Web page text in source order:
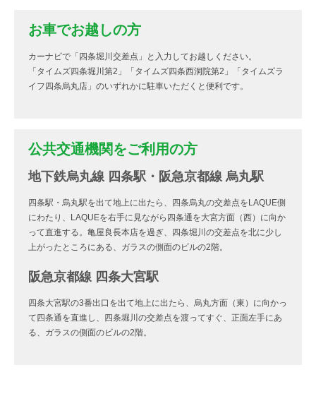
お車でお越しの方
カーナビで「四条堀川交差点」と入力してお越しください。
「タイムズ四条堀川第2」「タイムズ四条西洞院第2」「タイムズラ
イフ四条烏丸店」のいずれかに駐車いただくと便利です。
公共交通機関をご利用の方
地下鉄烏丸線 四条駅・阪急京都線 烏丸駅
四条駅・烏丸駅を出て地上に出たら、四条烏丸の交差点をLAQUE側
にわたり、LAQUEを右手に見ながら四条通を大宮方面（西）に向か
って直進する。亀屋良長本店を過ぎ、四条堀川の交差点を北に少し
上がったところにある、ガラスの側面のビルの2階。
阪急京都線 四条大宮駅
四条大宮駅の3番出口を出て地上に出たら、烏丸方面（東）に向かっ
て四条通を直進し、四条堀川の交差点を渡ってすぐ、正面左手にあ
る、ガラスの側面のビルの2階。